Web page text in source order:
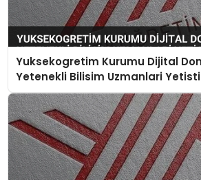
Yuksekogretim Kurumu Dijital
Yetenekli Bilisim Uzmanlari